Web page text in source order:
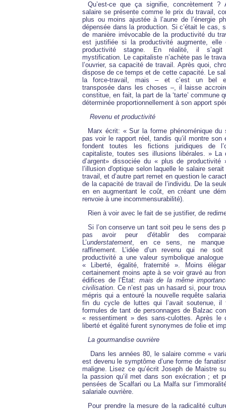
Qu’est-ce que ça signifie, concrètement ?
salaire se présente comme le prix du travail,
plus ou moins ajustée à l’aune de l’énergie
dépensée dans la production. Si c’était le cas,
de manière irrévocable de la productivité du
est justifiée si la productivité augmente,
productivité stagne. En réalité, il s’agit
mystification. Le capitaliste n’achète pas le
l’ouvrier, sa capacité de travail. Après quoi,
dispose de ce temps et de cette capacité. Le
la force-travail, mais – et c’est un bel
transposée dans les choses –, il laisse
constitue, en fait, la part de la ‘tarte’ commune
déterminée proportionnellement à son apport
Revenu et productivité
Marx écrit: « Sur la forme phénoménique
pas voir le rapport réel, tandis qu’il montre son
fondent toutes les fictions juridiques de
capitaliste, toutes ses illusions libérales. » La
d’argent» dissociée du « plus de productivité
l’illusion d'optique selon laquelle le salaire
travail, et d’autre part remet en question le
de la capacité de travail de l’individu. De la
en en augmentant le coût, en créant une
renvoie à une incommensurabilité).
Rien à voir avec le fait de se justifier, de
Si l’on conserve un tant soit peu le sens des
pas avoir peur d'établir des
L’understatement, en ce sens, ne manque
raffinement. L’idée d’un revenu qui ne
productivité a une valeur symbolique
« Liberté, égalité, fraternité ». Moins
certainement moins apte à se voir gravé au
édifices de l’État: mais de la même
civilisation. Ce n’est pas un hasard si, pour
mépris qui a entouré la nouvelle requête
fin du cycle de luttes qui l’avait soutenue, il
formules de tant de personnages de Balzac
« ressentiment » des sans-culottes. Après le
liberté et égalité furent synonymes de folie et
La gourmandise ouvrière
Dans les années 80, le salaire comme «
est devenu le symptôme d’une forme de
maligne. Lisez ce qu’écrit Joseph de Maistre
la passion qu’il met dans son exécration ; et
pensées de Scalfari ou La Malfa sur
salariale ouvrière.
Pour prendre la mesure de la radicalité